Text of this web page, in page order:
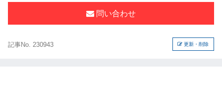
問い合わせ
記事No. 230943 更新・削除